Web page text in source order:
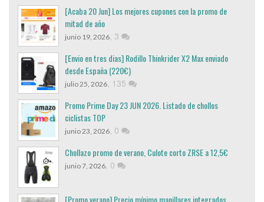
[Acaba 20 Jun] Los mejores cupones con la promo de
mitad de año
junio 19, 2026, 3
[Envio en tres dias] Rodillo Thinkrider X2 Max enviado
desde España (220€)
julio 25, 2026, 135
Promo Prime Day 23 JUN 2026. Listado de chollos
ciclistas TOP
junio 23, 2026, 0
Chollazo promo de verano, Culote corto ZRSE a 12,5€
junio 7, 2026, 0
[Promo verano] Precio mínimo manillares integrados